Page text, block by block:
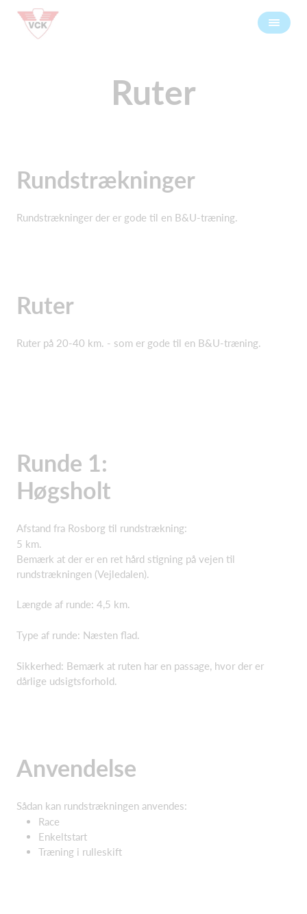
Ruter
Rundstrækninger
Rundstrækninger der er gode til en B&U-træning.
Ruter
Ruter på 20-40 km. - som er gode til en B&U-træning.
Runde 1:
Høgsholt
Afstand fra Rosborg til rundstrækning:
5 km.
Bemærk at der er en ret hård stigning på vejen til
rundstrækningen (Vejledalen).
Længde af runde: 4,5 km.
Type af runde: Næsten flad.
Sikkerhed: Bemærk at ruten har en passage, hvor der er
dårlige udsigtsforhold.
Anvendelse
Sådan kan rundstrækningen anvendes:
Race
Enkeltstart
Træning i rulleskift